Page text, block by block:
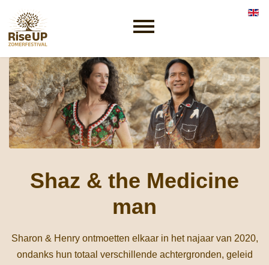
Shaz & the Medicine
man
Sharon & Henry ontmoetten elkaar in het najaar van 2020,
ondanks hun totaal verschillende achtergronden, geleid